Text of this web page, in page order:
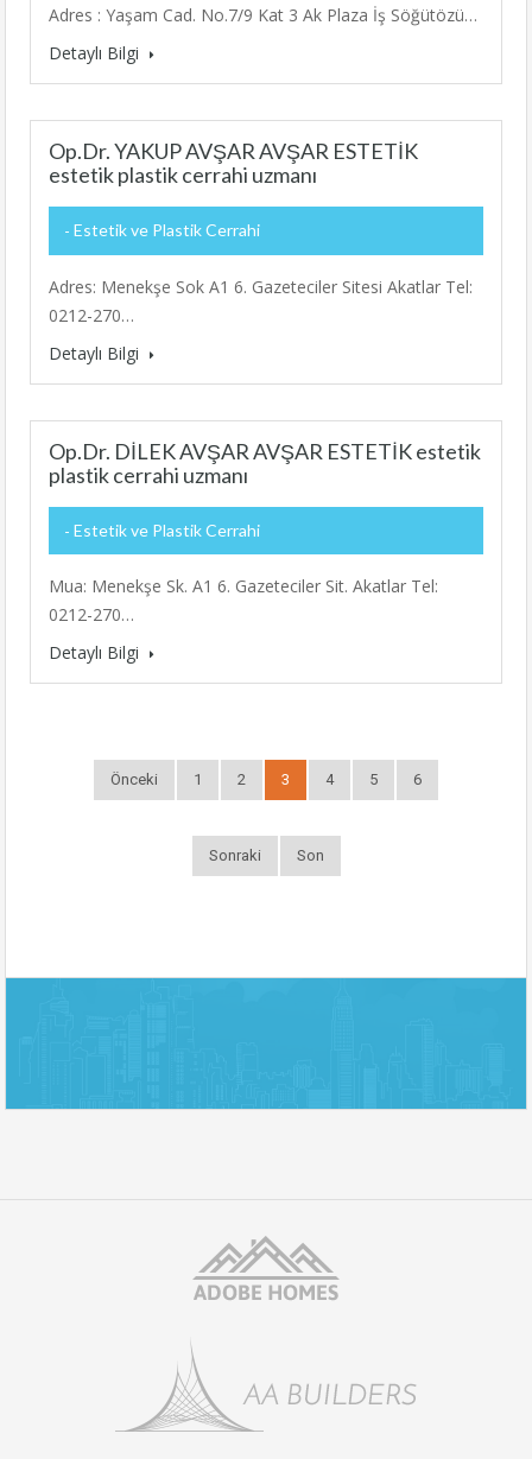
Adres : Yaşam Cad. No.7/9 Kat 3 Ak Plaza İş Söğütözü…
Detaylı Bilgi
Op.Dr. YAKUP AVŞAR AVŞAR ESTETİK
estetik plastik cerrahi uzmanı
Estetik ve Plastik Cerrahi
Adres: Menekşe Sok A1 6. Gazeteciler Sitesi Akatlar Tel:
0212-270…
Detaylı Bilgi
Op.Dr. DİLEK AVŞAR AVŞAR ESTETİK estetik
plastik cerrahi uzmanı
Estetik ve Plastik Cerrahi
Mua: Menekşe Sk. A1 6. Gazeteciler Sit. Akatlar Tel:
0212-270…
Detaylı Bilgi
Önceki 1 2 3 4 5 6
Sonraki Son